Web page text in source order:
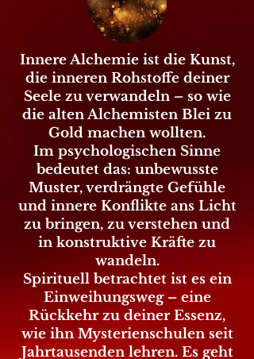
Innere Alchemie ist die Kunst,
die inneren Rohstoffe deiner
Seele zu verwandeln – so wie
die alten Alchemisten Blei zu
Gold machen wollten.
Im psychologischen Sinne
bedeutet das: unbewusste
Muster, verdrängte Gefühle
und innere Konflikte ans Licht
zu bringen, zu verstehen und
in konstruktive Kräfte zu
wandeln.
Spirituell betrachtet ist es ein
Einweihungsweg – eine
Rückkehr zu deiner Essenz,
wie ihn Mysterienschulen seit
Jahrtausenden lehren. Es geht